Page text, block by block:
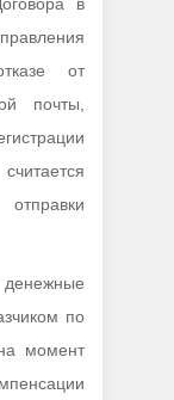
от
почты,
по
момент